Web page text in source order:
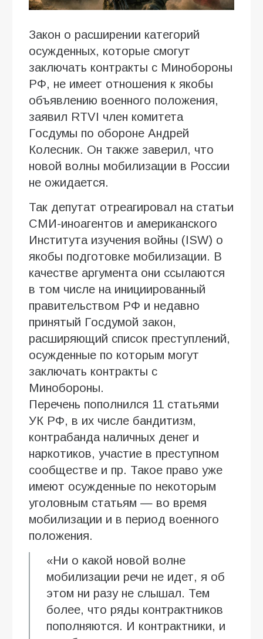
Закон о расширении категорий
осужденных, которые смогут
заключать контракты с Минобороны
РФ, не имеет отношения к якобы
объявлению военного положения,
заявил RTVI член комитета
Госдумы по обороне Андрей
Колесник. Он также заверил, что
новой волны мобилизации в России
не ожидается.
Так депутат отреагировал на статьи
СМИ-иноагентов и американского
Института изучения войны (ISW) о
якобы подготовке мобилизации. В
качестве аргумента они ссылаются
в том числе на инициированный
правительством РФ и недавно
принятый Госдумой закон,
расширяющий список преступлений,
осужденные по которым могут
заключать контракты с
Минобороны.
Перечень пополнился 11 статьями
УК РФ, в их числе бандитизм,
контрабанда наличных денег и
наркотиков, участие в преступном
сообществе и пр. Такое право уже
имеют осужденные по некоторым
уголовным статьям — во время
мобилизации и в период военного
положения.
«Ни о какой новой волне
мобилизации речи не идет, я об
этом ни разу не слышал. Тем
более, что ряды контрактников
пополняются. И контрактники, и